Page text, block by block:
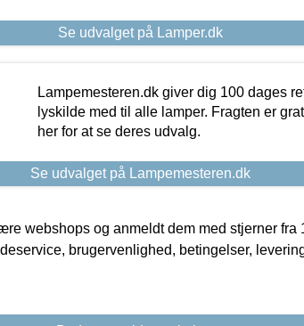
Se udvalget på Lamper.dk
Lampemesteren.dk giver dig 100 dages
lyskilde med til alle lamper. Fragten er
her for at se deres udvalg.
Se udvalget på Lampemesteren.dk
webshops og anmeldt dem med stjerner fra
brugervenlighed, betingelser,